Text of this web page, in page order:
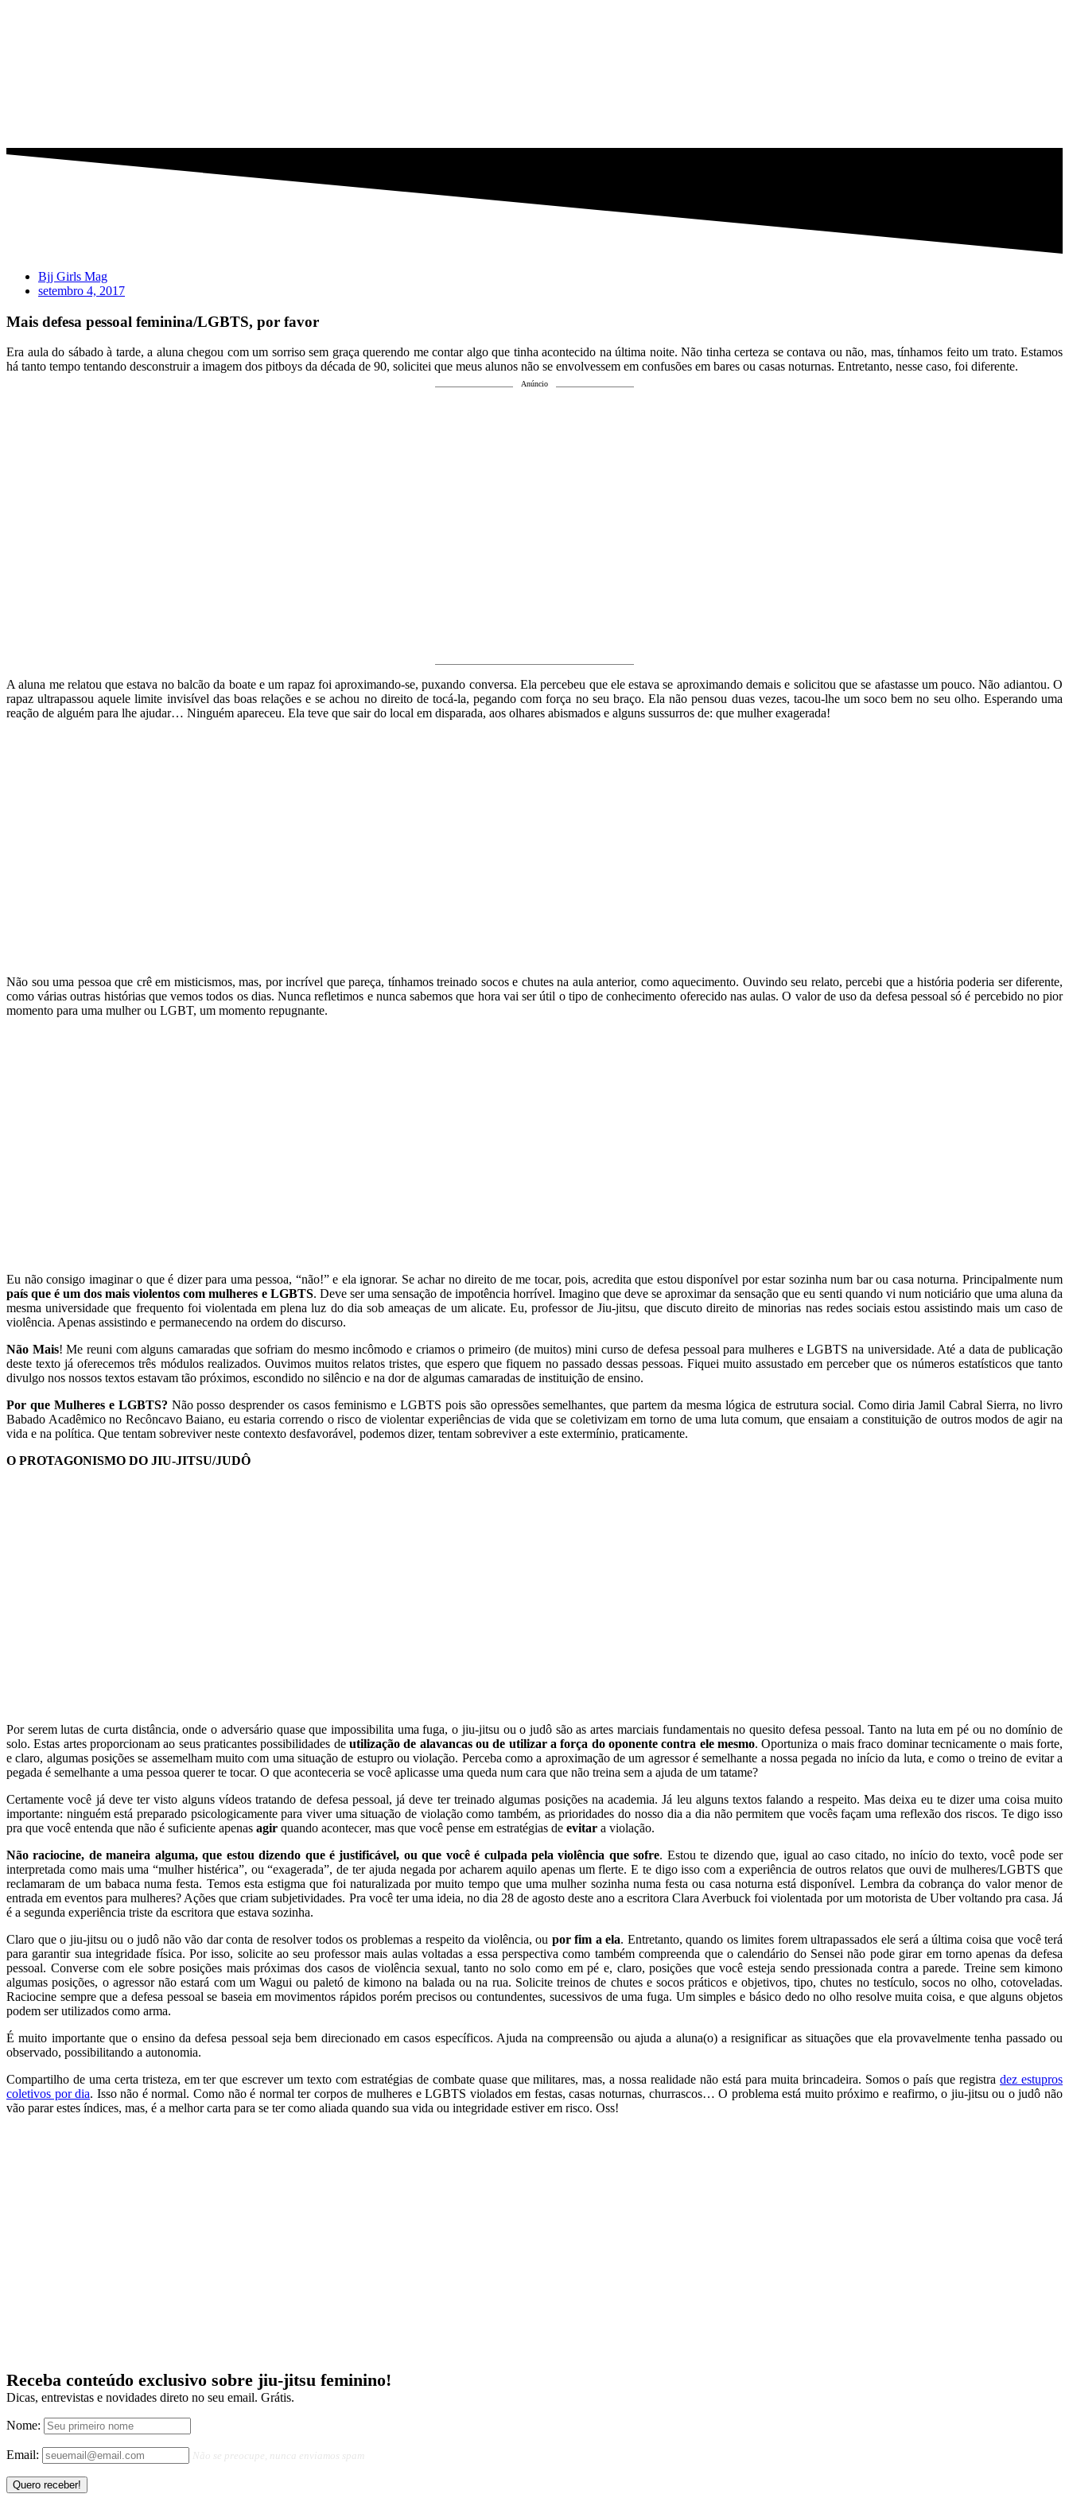
Bjj Girls Mag
setembro 4, 2017
Mais defesa pessoal feminina/LGBTS, por favor
Era aula do sábado à tarde, a aluna chegou com um sorriso sem graça querendo me contar algo que tinha acontecido na última noite. Não tinha certeza se contava ou não, mas, tínhamos feito um trato. Estamos
há tanto tempo tentando desconstruir a imagem dos pitboys da década de 90, solicitei que meus alunos não se envolvessem em confusões em bares ou casas noturnas. Entretanto, nesse caso, foi diferente.
Anúncio
A aluna me relatou que estava no balcão da boate e um rapaz foi aproximando-se, puxando conversa. Ela percebeu que ele estava se aproximando demais e solicitou que se afastasse um pouco. Não adiantou. O
rapaz ultrapassou aquele limite invisível das boas relações e se achou no direito de tocá-la, pegando com força no seu braço. Ela não pensou duas vezes, tacou-lhe um soco bem no seu olho. Esperando uma
reação de alguém para lhe ajudar… Ninguém apareceu. Ela teve que sair do local em disparada, aos olhares abismados e alguns sussurros de: que mulher exagerada!
Não sou uma pessoa que crê em misticismos, mas, por incrível que pareça, tínhamos treinado socos e chutes na aula anterior, como aquecimento. Ouvindo seu relato, percebi que a história poderia ser diferente,
como várias outras histórias que vemos todos os dias. Nunca refletimos e nunca sabemos que hora vai ser útil o tipo de conhecimento oferecido nas aulas. O valor de uso da defesa pessoal só é percebido no pior
momento para uma mulher ou LGBT, um momento repugnante.
Eu não consigo imaginar o que é dizer para uma pessoa, “não!” e ela ignorar. Se achar no direito de me tocar, pois, acredita que estou disponível por estar sozinha num bar ou casa noturna. Principalmente num
país que é um dos mais violentos com mulheres e LGBTS. Deve ser uma sensação de impotência horrível. Imagino que deve se aproximar da sensação que eu senti quando vi num noticiário que uma aluna da
mesma universidade que frequento foi violentada em plena luz do dia sob ameaças de um alicate. Eu, professor de Jiu-jitsu, que discuto direito de minorias nas redes sociais estou assistindo mais um caso de
violência. Apenas assistindo e permanecendo na ordem do discurso.
Não Mais! Me reuni com alguns camaradas que sofriam do mesmo incômodo e criamos o primeiro (de muitos) mini curso de defesa pessoal para mulheres e LGBTS na universidade. Até a data de publicação
deste texto já oferecemos três módulos realizados. Ouvimos muitos relatos tristes, que espero que fiquem no passado dessas pessoas. Fiquei muito assustado em perceber que os números estatísticos que tanto
divulgo nos nossos textos estavam tão próximos, escondido no silêncio e na dor de algumas camaradas de instituição de ensino.
Por que Mulheres e LGBTS? Não posso desprender os casos feminismo e LGBTS pois são opressões semelhantes, que partem da mesma lógica de estrutura social. Como diria Jamil Cabral Sierra, no livro
Babado Acadêmico no Recôncavo Baiano, eu estaria correndo o risco de violentar experiências de vida que se coletivizam em torno de uma luta comum, que ensaiam a constituição de outros modos de agir na
vida e na política. Que tentam sobreviver neste contexto desfavorável, podemos dizer, tentam sobreviver a este extermínio, praticamente.
O PROTAGONISMO DO JIU-JITSU/JUDÔ
Por serem lutas de curta distância, onde o adversário quase que impossibilita uma fuga, o jiu-jitsu ou o judô são as artes marciais fundamentais no quesito defesa pessoal. Tanto na luta em pé ou no domínio de
solo. Estas artes proporcionam ao seus praticantes possibilidades de utilização de alavancas ou de utilizar a força do oponente contra ele mesmo. Oportuniza o mais fraco dominar tecnicamente o mais forte,
e claro, algumas posições se assemelham muito com uma situação de estupro ou violação. Perceba como a aproximação de um agressor é semelhante a nossa pegada no início da luta, e como o treino de evitar a
pegada é semelhante a uma pessoa querer te tocar. O que aconteceria se você aplicasse uma queda num cara que não treina sem a ajuda de um tatame?
Certamente você já deve ter visto alguns vídeos tratando de defesa pessoal, já deve ter treinado algumas posições na academia. Já leu alguns textos falando a respeito. Mas deixa eu te dizer uma coisa muito
importante: ninguém está preparado psicologicamente para viver uma situação de violação como também, as prioridades do nosso dia a dia não permitem que vocês façam uma reflexão dos riscos. Te digo isso
pra que você entenda que não é suficiente apenas agir quando acontecer, mas que você pense em estratégias de evitar a violação.
Não raciocine, de maneira alguma, que estou dizendo que é justificável, ou que você é culpada pela violência que sofre. Estou te dizendo que, igual ao caso citado, no início do texto, você pode ser
interpretada como mais uma “mulher histérica”, ou “exagerada”, de ter ajuda negada por acharem aquilo apenas um flerte. E te digo isso com a experiência de outros relatos que ouvi de mulheres/LGBTS que
reclamaram de um babaca numa festa. Temos esta estigma que foi naturalizada por muito tempo que uma mulher sozinha numa festa ou casa noturna está disponível. Lembra da cobrança do valor menor de
entrada em eventos para mulheres? Ações que criam subjetividades. Pra você ter uma ideia, no dia 28 de agosto deste ano a escritora Clara Averbuck foi violentada por um motorista de Uber voltando pra casa. Já
é a segunda experiência triste da escritora que estava sozinha.
Claro que o jiu-jitsu ou o judô não vão dar conta de resolver todos os problemas a respeito da violência, ou por fim a ela. Entretanto, quando os limites forem ultrapassados ele será a última coisa que você terá
para garantir sua integridade física. Por isso, solicite ao seu professor mais aulas voltadas a essa perspectiva como também compreenda que o calendário do Sensei não pode girar em torno apenas da defesa
pessoal. Converse com ele sobre posições mais próximas dos casos de violência sexual, tanto no solo como em pé e, claro, posições que você esteja sendo pressionada contra a parede. Treine sem kimono
algumas posições, o agressor não estará com um Wagui ou paletó de kimono na balada ou na rua. Solicite treinos de chutes e socos práticos e objetivos, tipo, chutes no testículo, socos no olho, cotoveladas.
Raciocine sempre que a defesa pessoal se baseia em movimentos rápidos porém precisos ou contundentes, sucessivos de uma fuga. Um simples e básico dedo no olho resolve muita coisa, e que alguns objetos
podem ser utilizados como arma.
É muito importante que o ensino da defesa pessoal seja bem direcionado em casos específicos. Ajuda na compreensão ou ajuda a aluna(o) a resignificar as situações que ela provavelmente tenha passado ou
observado, possibilitando a autonomia.
Compartilho de uma certa tristeza, em ter que escrever um texto com estratégias de combate quase que militares, mas, a nossa realidade não está para muita brincadeira. Somos o país que registradez estupros
coletivos por dia. Isso não é normal. Como não é normal ter corpos de mulheres e LGBTS violados em festas, casas noturnas, churrascos… O problema está muito próximo e reafirmo, o jiu-jitsu ou o judô não
vão parar estes índices, mas, é a melhor carta para se ter como aliada quando sua vida ou integridade estiver em risco. Oss!
Receba conteúdo exclusivo sobre jiu-jitsu feminino!
Dicas, entrevistas e novidades direto no seu email. Grátis.
Nome:
Email: Não se preocupe, nunca enviamos spam